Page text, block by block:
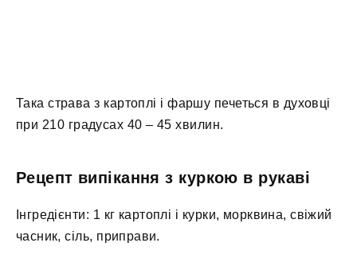
Така страва з картоплі і фаршу печеться в духовці
при 210 градусах 40 – 45 хвилин.
Рецепт випікання з куркою в рукаві
Інгредієнти: 1 кг картоплі і курки, морквина, свіжий
часник, сіль, приправи.